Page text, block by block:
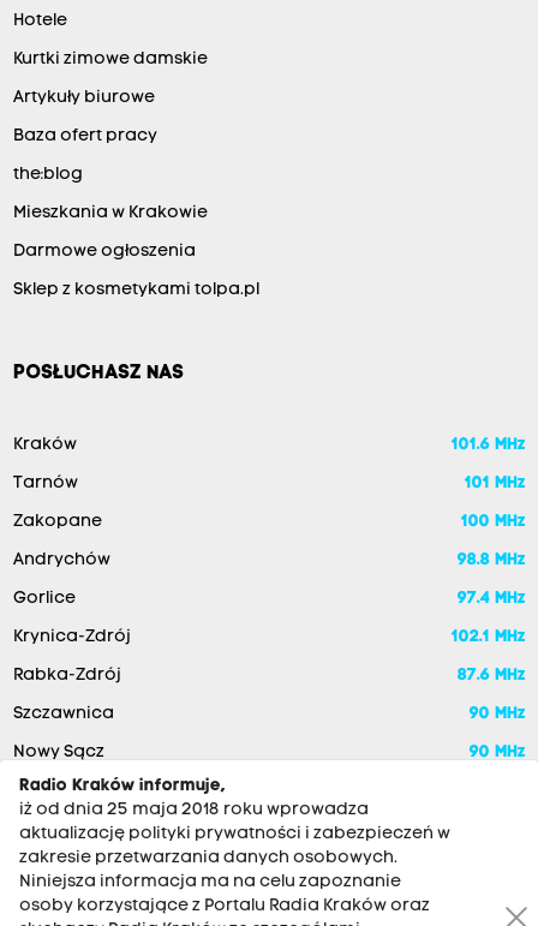
Hotele
Kurtki zimowe damskie
Artykuły biurowe
Baza ofert pracy
the:blog
Mieszkania w Krakowie
Darmowe ogłoszenia
Sklep z kosmetykami tolpa.pl
POSŁUCHASZ NAS
Kraków 101.6 MHz
Tarnów 101 MHz
Zakopane 100 MHz
Andrychów 98.8 MHz
Gorlice 97.4 MHz
Krynica-Zdrój 102.1 MHz
Rabka-Zdrój 87.6 MHz
Szczawnica 90 MHz
Nowy Sącz
90 MHz
Radio Kraków informuje,
iż od dnia 25 maja 2018 roku wprowadza
aktualizację polityki prywatności i zabezpieczeń w
zakresie przetwarzania danych osobowych.
Niniejsza informacja ma na celu zapoznanie
osoby korzystające z Portalu Radia Kraków oraz